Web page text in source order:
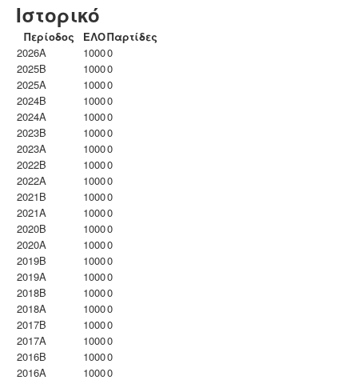
Ιστορικό
Περίοδος ΕΛΟΠαρτίδες
2026A
10000
2025B
10000
2025A
10000
2024B
10000
2024A
10000
2023B
10000
2023Α
10000
2022B
10000
2022A
10000
2021B
10000
2021A
10000
2020B
10000
2020A
10000
2019B
10000
2019A
10000
2018B
10000
2018A
10000
2017B
10000
2017A
10000
2016B
10000
2016A
10000